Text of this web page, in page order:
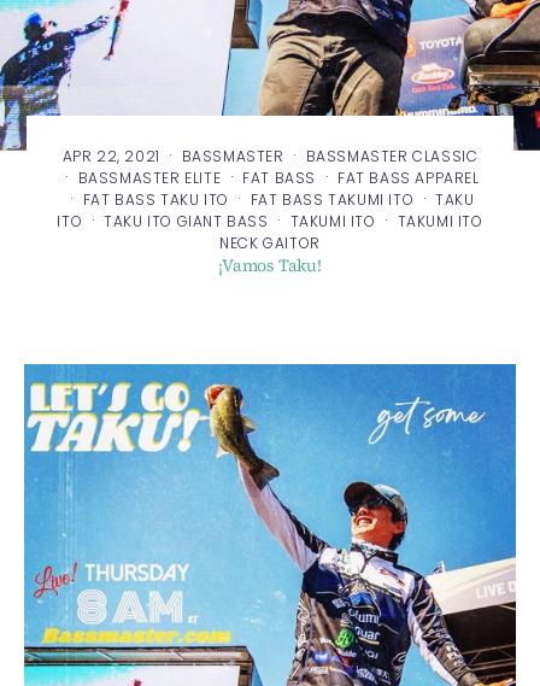
APR 22, 2021 · BASSMASTER · BASSMASTER CLASSIC
· BASSMASTER ELITE · FAT BASS · FAT BASS APPAREL
· FAT BASS TAKU ITO · FAT BASS TAKUMI ITO ·TAKU
ITO ·TAKU ITO GIANT BASS · TAKUMI ITO · TAKUMI ITO
NECK GAITOR
¡Vamos Taku!